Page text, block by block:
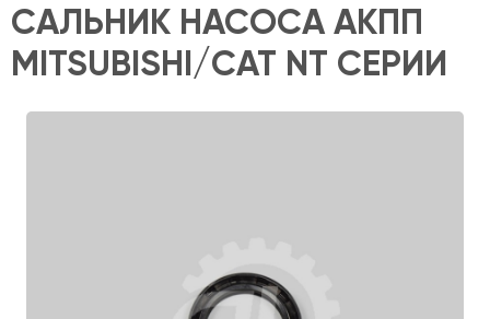
САЛЬНИК НАСОСА АКПП
MITSUBISHI/CAT NT СЕРИИ